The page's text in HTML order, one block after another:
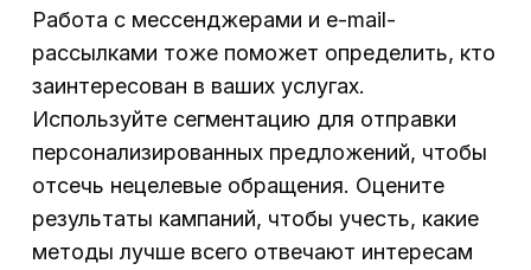
Работа с мессенджерами и e-mail-
рассылками тоже поможет определить, кто
заинтересован в ваших услугах.
Используйте сегментацию для отправки
персонализированных предложений, чтобы
отсечь нецелевые обращения. Оцените
результаты кампаний, чтобы учесть, какие
методы лучше всего отвечают интересам